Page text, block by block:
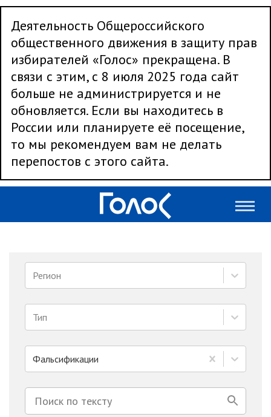
Деятельность Общероссийского
общественного движения в защиту прав
избирателей «Голос» прекращена. В
связи с этим, с 8 июля 2025 года сайт
больше не администрируется и не
обновляется. Если вы находитесь в
России или планируете её посещение,
то мы рекомендуем вам не делать
перепостов с этого сайта.
Регион
Тип
Фальсификации